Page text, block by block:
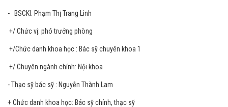
- BSCKI. Phạm Thị Trang Linh
+/ Chức vị: phó trưởng phòng
+/Chức danh khoa học : Bác sỹ chuyên khoa 1
+/ Chuyên ngành chính: Nội khoa
- Thạc sỹ bác sỹ : Nguyễn Thành Lam
+ Chức danh khoa học: Bác sỹ chính, thạc sỹ